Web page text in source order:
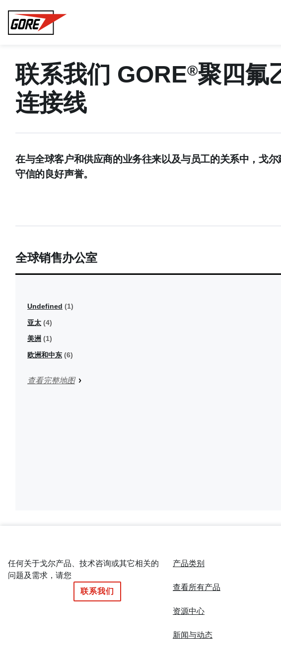
Gore
联系我们 GORE®聚四氟
连接线
在与全球客户和供应商的业务往来以及与员工的关系中，戈
守信的良好声誉。
全球销售办公室
−
Undefined (1)
亚太 (4)
美洲 (1)
欧洲和中东 (6)
查看完整地图
任何关于戈尔产品、技术咨询或其它相关的
问题及需求，请您
联系我们
产品类别
查看所有产品
资源中心
新闻与动态